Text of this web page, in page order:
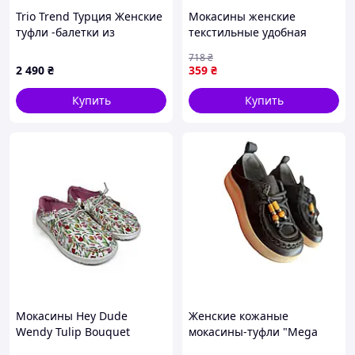
Trio Trend Турция Женские
туфли -балетки из
38 39 40 41
2 490 ₴
Купить
Мокасины женские
текстильные удобная
носки с ПВХ подошвой
GIPANIS
359 ₴
718₴
Купить
Мокасины Hey Dude
Wendy Tulip Bouquet
Женские кожаные
мокасины-туфли "Mega